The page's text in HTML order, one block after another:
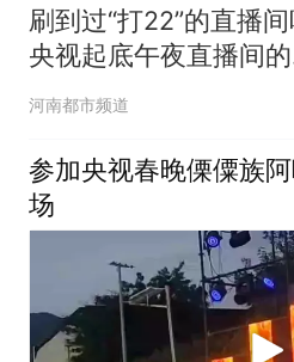
刷到过“打22”的直播
央视起底午夜直播间的
语，引流涉诈软件、盗
河南都市频道
参加央视春晚傈僳族
场